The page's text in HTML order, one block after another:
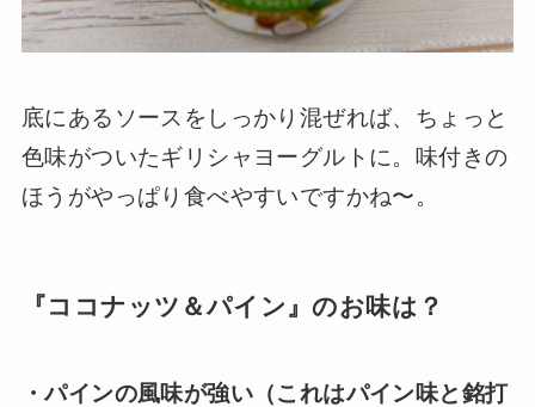
底にあるソースをしっかり混ぜれば、ちょっと
色味がついたギリシャヨーグルトに。味付きの
ほうがやっぱり食べやすいですかね〜。
『ココナッツ＆パイン』のお味は？
・パインの風味が強い（これはパイン味と銘打